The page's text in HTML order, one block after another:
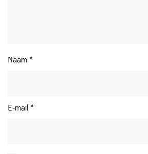
Naam *
E-mail *